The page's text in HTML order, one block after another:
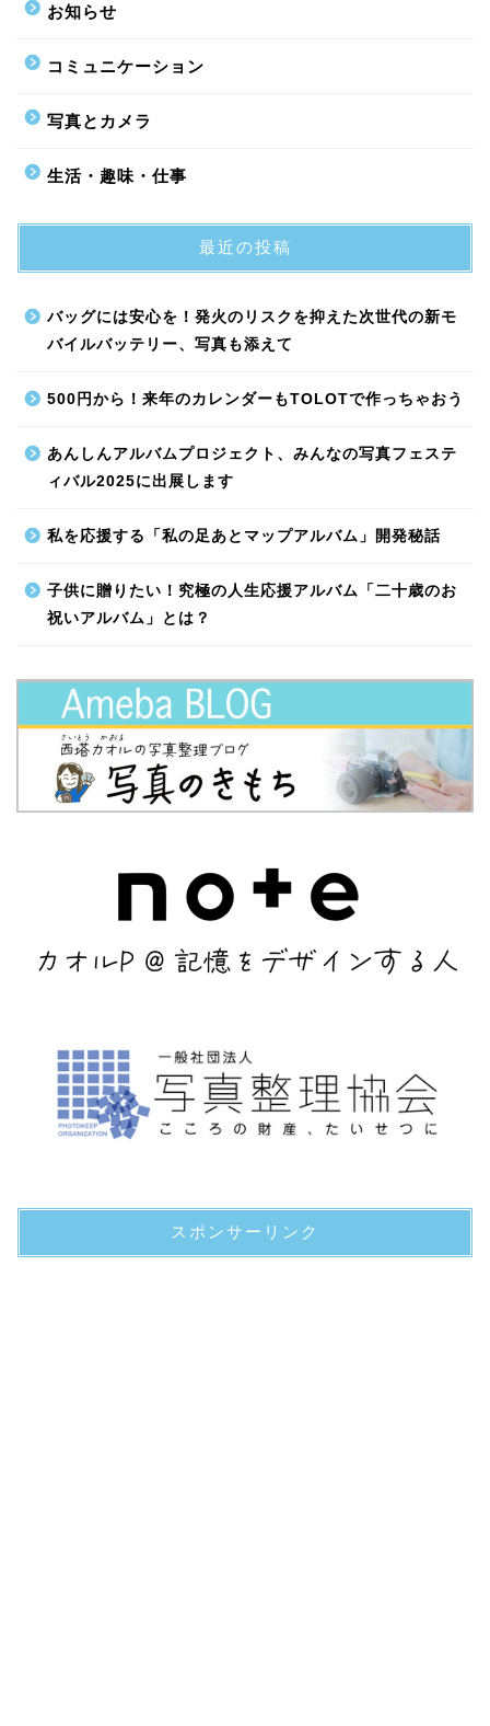
お知らせ
コミュニケーション
写真とカメラ
生活・趣味・仕事
最近の投稿
バッグには安心を！発火のリスクを抑えた次世代の新モ
バイルバッテリー、写真も添えて
500円から！来年のカレンダーもTOLOTで作っちゃおう
あんしんアルバムプロジェクト、みんなの写真フェステ
ィバル2025に出展します
私を応援する「私の足あとマップアルバム」開発秘話
子供に贈りたい！究極の人生応援アルバム「二十歳のお
祝いアルバム」とは？
スポンサーリンク